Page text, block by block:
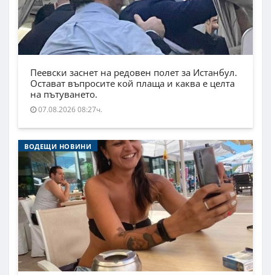
Пеевски заснет на редовен полет за Истанбул.
Остават въпросите кой плаща и каква е целта
на пътуването.
07.08.2026 08:27ч.
ВОДЕЩИ НОВИНИ